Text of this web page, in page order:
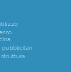
pubblicitari
struttura